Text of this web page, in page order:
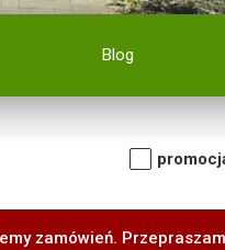
Blog
zamówień.